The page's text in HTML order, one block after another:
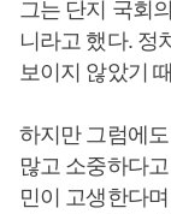
그는 단지 국회
니라고 했다. 정
보이지 않았기
하지만 그럼에
많고 소중하다
민이 고생한다